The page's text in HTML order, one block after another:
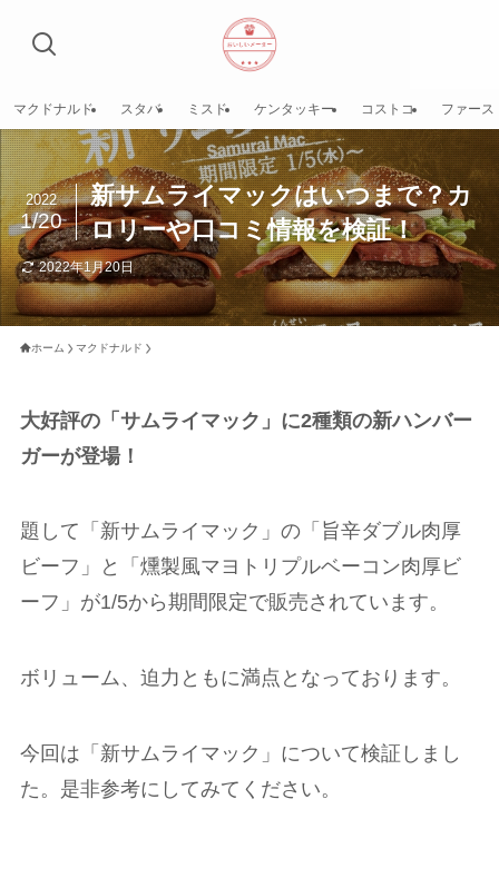
マクドナルド スタバ ミスド ケンタッキー コストコ ファース
新サムライマックはいつまで？カ
ロリーや口コミ情報を検証！
2022
1/20
2022年1月20日
ホーム マクドナルド
大好評の「サムライマック」に2種類の新ハンバー
ガーが登場！
題して「新サムライマック」の「旨辛ダブル肉厚
ビーフ」と「燻製風マヨトリプルベーコン肉厚ビ
ーフ」が1/5から期間限定で販売されています。
ボリューム、迫力ともに満点となっております。
今回は「新サムライマック」について検証しまし
た。是非参考にしてみてください。